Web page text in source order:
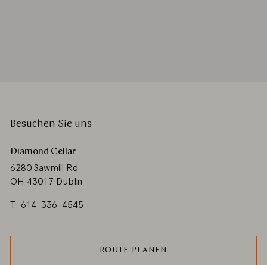
Besuchen Sie uns
Diamond Cellar
6280 Sawmill Rd
OH 43017 Dublin
T: 614-336-4545
ROUTE PLANEN